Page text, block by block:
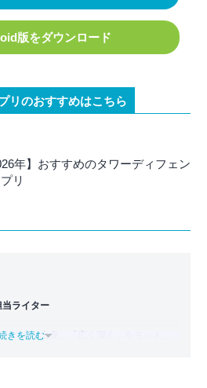
版をダウンロード
リのおすすめはこちら
年】おすすめのタワーディフェン
リ
当ライター
カデミー 出身。「広く深く」をモットー
本以上。ゲーム開発者を目指した経験
きを読む